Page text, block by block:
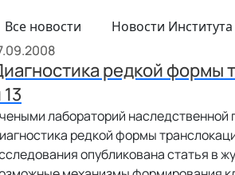
Все новости
Новости Института
редкой формы
13
лабораторий наследственной
редкой формы
опубликована статья в